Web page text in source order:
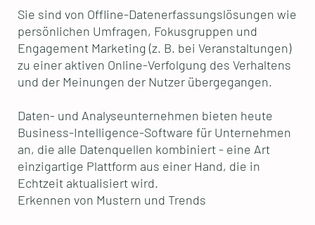
Sie sind von Offline-Datenerfassungslösungen wie
persönlichen Umfragen, Fokusgruppen und
Engagement Marketing (z. B. bei Veranstaltungen)
zu einer aktiven Online-Verfolgung des Verhaltens
und der Meinungen der Nutzer übergegangen.
Daten- und Analyseunternehmen bieten heute
Business-Intelligence-Software für Unternehmen
an, die alle Datenquellen kombiniert - eine Art
einzigartige Plattform aus einer Hand, die in
Echtzeit aktualisiert wird.
Erkennen von Mustern und Trends